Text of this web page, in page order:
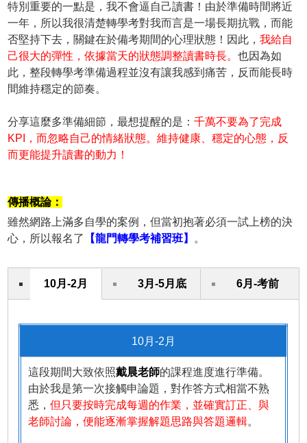
特別重要的一點是，我不會逼自己讀書！由於準備時間將近
一年，所以我很清楚轉學考對我而言是一場長期抗戰，而能
否堅持下去，關鍵在於備考期間的心理狀態！因此，我給自
己很大的彈性，依據當天的狀態調整讀書時長。也因為如
此，整段轉學考準備過程並沒有讓我感到痛苦，反而能長時
間維持穩定的節奏。
分享這麼多準備細節，最想提醒的是：千萬不要為了完成
KPI，而忽略自己的情緒狀態。維持健康、穩定的心態，反
而更能提升讀書的動力！
傳播概論：
雖然網路上滿多自學的案例，但當初抱著必須一試上榜的決
心，所以報名了
【龍門轉學考補習班】 。
10月-2月 3月-5月底 6月-考前
10月-2月
這段期間大致依照戴晨老師的課程進度進行準備。
由於我是第一次接觸申論題，對作答方式相當不熟
悉，但只要按時完成每週的作業，並確實訂正、與
老師討論，便能逐漸掌握解題思路與答題邏輯。